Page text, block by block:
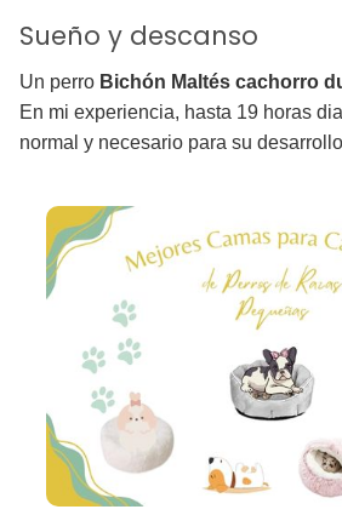
Sueño y descanso
Un perro Bichón Maltés cachorro
En mi experiencia, hasta 19 horas
normal y necesario para su